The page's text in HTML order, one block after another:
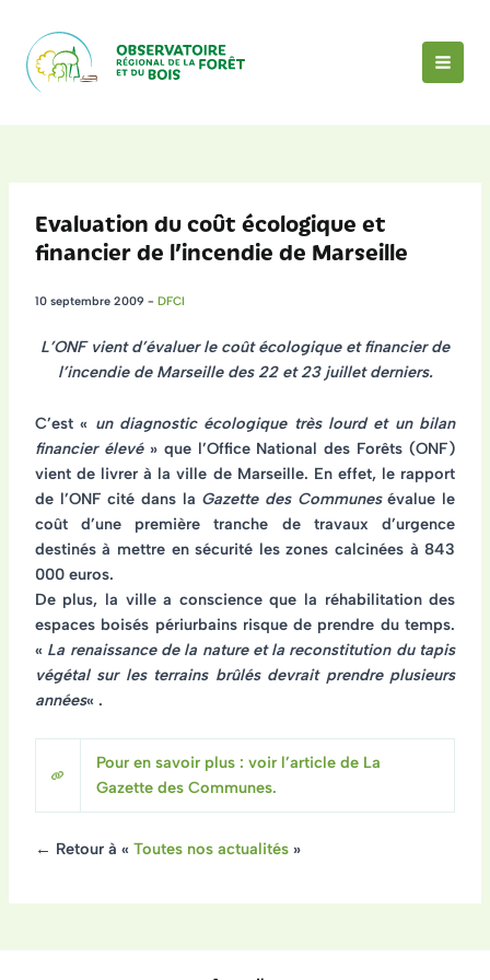
contenu
Evaluation du coût écologique et
financier de l’incendie de Marseille
10 septembre 2009 - DFCI
L’ONF vient d’évaluer le coût écologique et financier de
l’incendie de Marseille des 22 et 23 juillet derniers.
C’est « un diagnostic écologique très lourd et un bilan
financier élevé» que l’Office National des Forêts (ONF)
vient de livrer à la ville de Marseille. En effet, le rapport
de l’ONF cité dans la Gazette des Communesévalue le
coût d’une première tranche de travaux d’urgence
destinés à mettre en sécurité les zones calcinées à843
000 euros.
De plus, la ville a conscience que la réhabilitation des
espaces boisés périurbains risque de prendre du temps.
« La renaissance de la nature et la reconstitution du tapis
végétal sur les terrains brûlés devrait prendre plusieurs
années« .
Pour en savoir plus : voir l’article de La
Gazette des Communes.
← Retour à « Toutes nos actualités»